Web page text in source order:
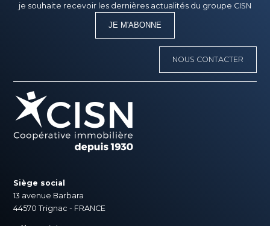
je souhaite recevoir les dernières actualités du groupe CISN
JE M'ABONNE
NOUS CONTACTER
Siège social
13 avenue Barbara
44570 Trignac - FRANCE